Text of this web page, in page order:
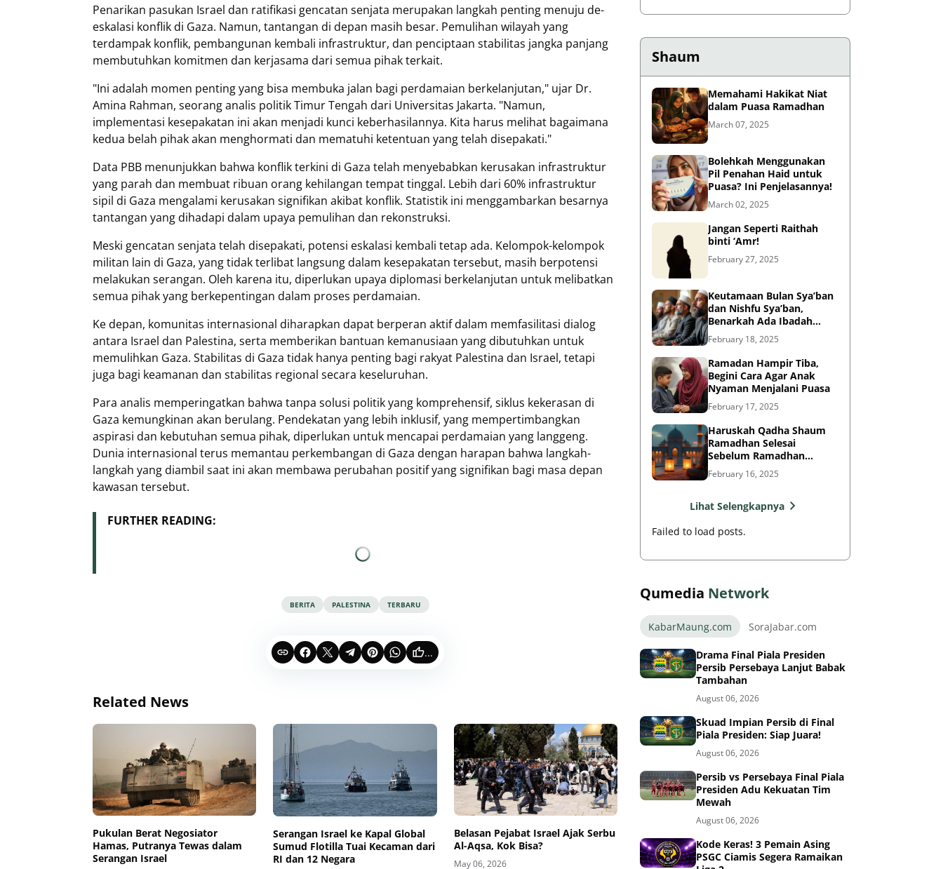
Penarikan pasukan Israel dan ratifikasi gencatan senjata merupakan langkah penting menuju de-
eskalasi konflik di Gaza. Namun, tantangan di depan masih besar. Pemulihan wilayah yang
terdampak konflik, pembangunan kembali infrastruktur, dan penciptaan stabilitas jangka panjang
membutuhkan komitmen dan kerjasama dari semua pihak terkait.
"Ini adalah momen penting yang bisa membuka jalan bagi perdamaian berkelanjutan," ujar Dr.
Amina Rahman, seorang analis politik Timur Tengah dari Universitas Jakarta. "Namun,
implementasi kesepakatan ini akan menjadi kunci keberhasilannya. Kita harus melihat bagaimana
kedua belah pihak akan menghormati dan mematuhi ketentuan yang telah disepakati."
Data PBB menunjukkan bahwa konflik terkini di Gaza telah menyebabkan kerusakan infrastruktur
yang parah dan membuat ribuan orang kehilangan tempat tinggal. Lebih dari 60% infrastruktur
sipil di Gaza mengalami kerusakan signifikan akibat konflik. Statistik ini menggambarkan besarnya
tantangan yang dihadapi dalam upaya pemulihan dan rekonstruksi.
Meski gencatan senjata telah disepakati, potensi eskalasi kembali tetap ada. Kelompok-kelompok
militan lain di Gaza, yang tidak terlibat langsung dalam kesepakatan tersebut, masih berpotensi
melakukan serangan. Oleh karena itu, diperlukan upaya diplomasi berkelanjutan untuk melibatkan
semua pihak yang berkepentingan dalam proses perdamaian.
Ke depan, komunitas internasional diharapkan dapat berperan aktif dalam memfasilitasi dialog
antara Israel dan Palestina, serta memberikan bantuan kemanusiaan yang dibutuhkan untuk
memulihkan Gaza. Stabilitas di Gaza tidak hanya penting bagi rakyat Palestina dan Israel, tetapi
juga bagi keamanan dan stabilitas regional secara keseluruhan.
Para analis memperingatkan bahwa tanpa solusi politik yang komprehensif, siklus kekerasan di
Gaza kemungkinan akan berulang. Pendekatan yang lebih inklusif, yang mempertimbangkan
aspirasi dan kebutuhan semua pihak, diperlukan untuk mencapai perdamaian yang langgeng.
Dunia internasional terus memantau perkembangan di Gaza dengan harapan bahwa langkah-
langkah yang diambil saat ini akan membawa perubahan positif yang signifikan bagi masa depan
kawasan tersebut.
FURTHER READING:
BERITA PALESTINA TERBARU
...
Related News
Pukulan Berat Negosiator
Hamas, Putranya Tewas dalam
Serangan Israel
Serangan Israel ke Kapal Global
Sumud Flotilla Tuai Kecaman dari
RI dan 12 Negara
Belasan Pejabat Israel Ajak Serbu
Al-Aqsa, Kok Bisa?
May 06, 2026
Shaum
Memahami Hakikat Niat
dalam Puasa Ramadhan
March 07, 2025
Bolehkah Menggunakan
Pil Penahan Haid untuk
Puasa? Ini Penjelasannya!
March 02, 2025
Jangan Seperti Raithah
binti ‘Amr!
February 27, 2025
Keutamaan Bulan Sya’ban
dan Nishfu Sya’ban,
Benarkah Ada Ibadah
Khusus?
February 18, 2025
Ramadan Hampir Tiba,
Begini Cara Agar Anak
Nyaman Menjalani Puasa
February 17, 2025
Haruskah Qadha Shaum
Ramadhan Selesai
Sebelum Ramadhan
Berikutnya?
February 16, 2025
Lihat Selengkapnya
Failed to load posts.
Qumedia Network
KabarMaung.com SoraJabar.com
Drama Final Piala Presiden
Persib Persebaya Lanjut Babak
Tambahan
August 06, 2026
Skuad Impian Persib di Final
Piala Presiden: Siap Juara!
August 06, 2026
Persib vs Persebaya Final Piala
Presiden Adu Kekuatan Tim
Mewah
August 06, 2026
Kode Keras! 3 Pemain Asing
PSGC Ciamis Segera Ramaikan